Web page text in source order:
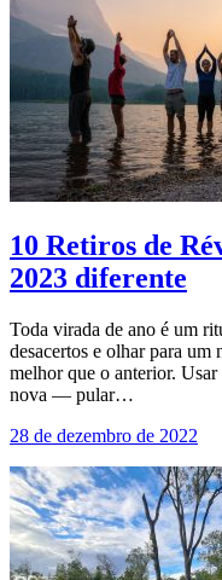
10 Retiros de
2023 diferente
Toda virada de ano é um
desacertos e olhar para um
melhor que o anterior.
nova — pular…
28 de dezembro de 2022